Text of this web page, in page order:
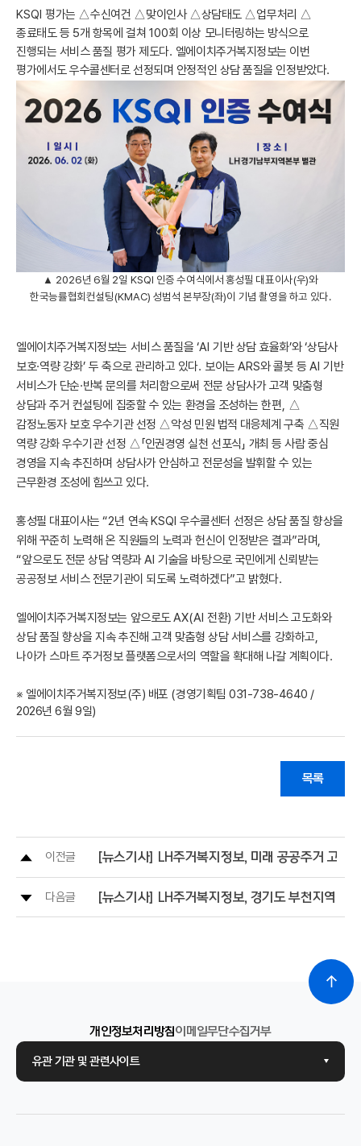
KSQI 평가는 △수신여건 △맞이인사 △상담태도 △업무처리 △
종료태도 등 5개 항목에 걸쳐 100회 이상 모니터링하는 방식으로
진행되는 서비스 품질 평가 제도다. 엘에이치주거복지정보는 이번
평가에서도 우수콜센터로 선정되며 안정적인 상담 품질을 인정받았다.
▲ 2026년6월 2일 KSQI 인증 수여식에서 홍성필 대표이사(우)와
한국능률협회컨설팅(KMAC) 성범석 본부장(좌)이 기념 촬영을 하고 있다.
엘에이치주거복지정보는 서비스 품질을 ‘AI 기반 상담 효율화’와‘상담사
보호·역량 강화’ 두 축으로 관리하고 있다. 보이는ARS와 콜봇 등AI기반
서비스가 단순·반복 문의를 처리함으로써 전문 상담사가 고객 맞춤형
상담과 주거 컨설팅에 집중할 수 있는 환경을 조성하는 한편, △
감정노동자 보호 우수기관 선정 △악성 민원 법적 대응체계 구축 △직원
역량 강화 우수기관 선정 △「인권경영 실천 선포식」 개최 등 사람 중심
경영을 지속 추진하며 상담사가 안심하고 전문성을 발휘할 수 있는
근무환경 조성에 힘쓰고 있다.
홍성필 대표이사는“2년 연속KSQI우수콜센터 선정은 상담 품질 향상을
위해 꾸준히 노력해 온 직원들의 노력과 헌신이 인정받은 결과”라며,
“앞으로도 전문 상담 역량과AI기술을 바탕으로 국민에게 신뢰받는
공공정보 서비스 전문기관이 되도록 노력하겠다”고 밝혔다.
엘에이치주거복지정보는 앞으로도AX(AI전환)기반 서비스 고도화와
상담 품질 향상을 지속 추진해 고객 맞춤형 상담 서비스를 강화하고,
나아가 스마트 주거정보 플랫폼으로서의 역할을 확대해 나갈 계획이다.
※ 엘에이치주거복지정보(주) 배포 (경영기획팀 031-738-4640 /
2026년 6월 9일)
목록
이전글 [뉴스기사] LH주거복지정보, 미래 공공주거 고객
다음글 [뉴스기사] LH주거복지정보, 경기도 부천지역
개인정보처리방침이메일무단수집거부
유관 기관 및 관련사이트